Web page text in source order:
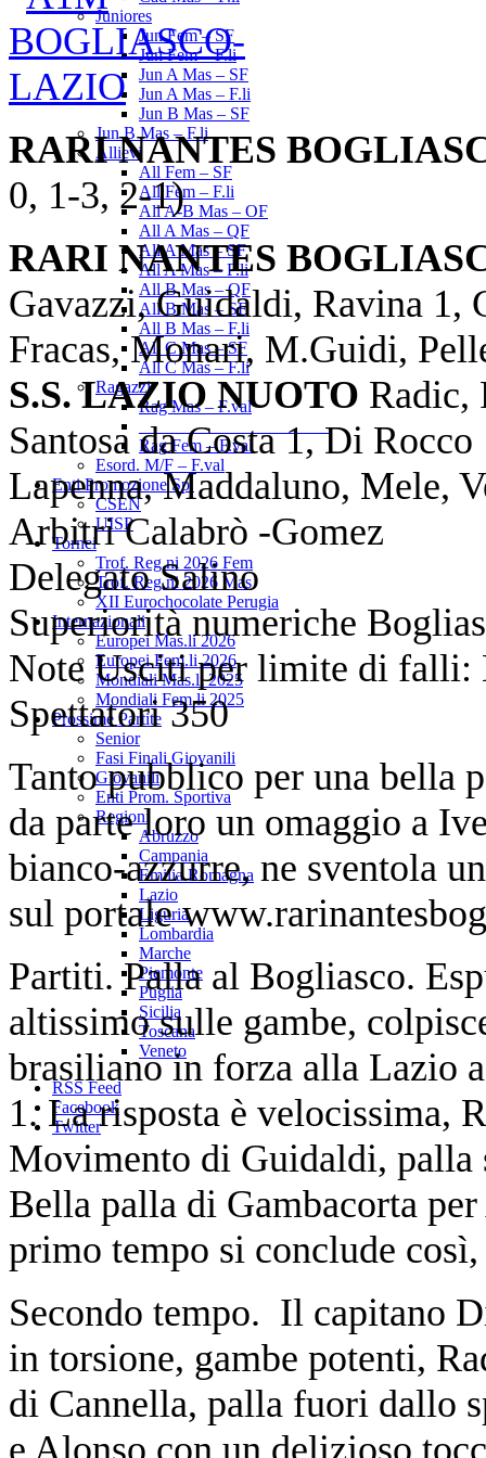
Juniores
Jun Fem – SF
Jun Fem – F.li
Jun A Mas – SF
Jun A Mas – F.li
Jun B Mas – SF
Jun B Mas – F.li
Allievi
All Fem – SF
All Fem – F.li
All A-B Mas – OF
All A Mas – QF
All A Mas – SF
All A Mas – F.li
All B Mas – QF
All B Mas – SF
All B Mas – F.li
All C Mas – SF
All C Mas – F.li
Ragazzi
Rag Mas – F.val
______________________
Rag Fem – F.val
Esord. M/F – F.val
Enti Promozione Sp.
CSEN
UISP
Tornei
Trof. Reg.ni 2026 Fem
Trof. Reg.ni 2026 Mas
XII Eurochocolate Perugia
Internazionali
Europei Mas.li 2026
Europei Fem.li 2026
Mondiali Mas.li 2025
Mondiali Fem.li 2025
Prossime Partite
Senior
Fasi Finali Giovanili
Giovanili
Enti Prom. Sportiva
Regioni
Abruzzo
Campania
Emilia Romagna
Lazio
Liguria
Lombardia
Marche
Piemonte
Puglia
Sicilia
Toscana
Veneto
RSS Feed
Facebook
Twitter
RARI NANTES
0, 1-3, 2-1)
RARI NANTES
Gavazzi, Guidaldi, Ravina 1,
Fracas, Monari, M.Guidi,
S.S. LAZIO NUOTO Radic,
Santosa da Costa 1, Di
Lapenna, Maddaluno, Mele,
Arbitri Calabrò -Gomez
Delegato Salino
Superiorità numeriche
Note Usciti per limite di falli:
Spettatori 350
Tanto pubblico per una
da parte loro un omaggio a
bianco-azzurre, ne sventola
sul portale
Partiti. Palla al Bogliasco.
altissimo sulle gambe,
brasiliano in forza alla Lazio
1. La risposta è velocissima,
Movimento di Guidaldi, palla
Bella palla di Gambacorta
primo tempo si conclude
Secondo tempo. Il capitano
in torsione, gambe potenti,
di Cannella, palla fuori dallo
e Alonso con un delizioso